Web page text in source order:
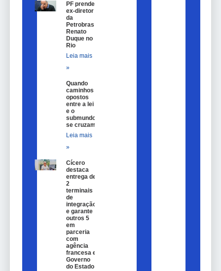
PF prende
ex-diretor
da
Petrobras
Renato
Duque no
Rio
Leia mais
»
Quando
caminhos
opostos
entre a lei
e o
submundo
se cruzam
Leia mais
»
Cícero
destaca
entrega de
2
terminais
de
integração
e garante
outros 5
em
parceria
com
agência
francesa e
Governo
do Estado